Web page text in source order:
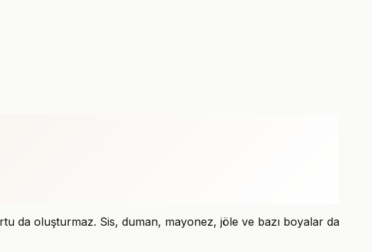
da oluşturmaz. Sis, duman, mayonez, jöle ve bazı boyalar da